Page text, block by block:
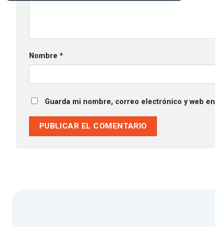
Nombre *
Guarda mi nombre, correo electrónico y web